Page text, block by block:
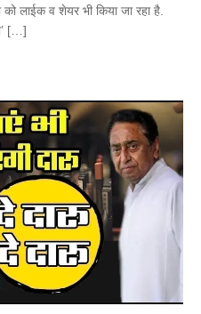
लाईक व शेयर भी किया जा रहा है.
[…]